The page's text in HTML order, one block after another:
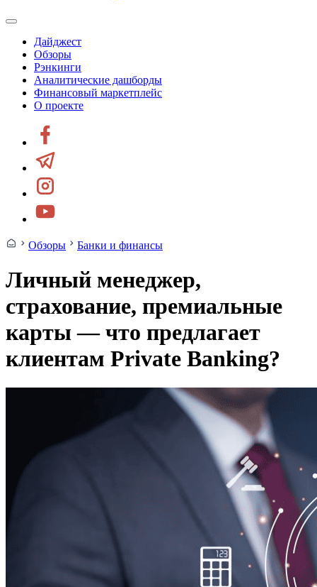
Дайджест
Обзоры
Рэнкинги
Аналитические дашборды
Финансовый маркетплейс
О проекте
Обзоры Банки и финансы
Личный менеджер,
страхование, премиальные
карты — что предлагает
клиентам Private Banking?